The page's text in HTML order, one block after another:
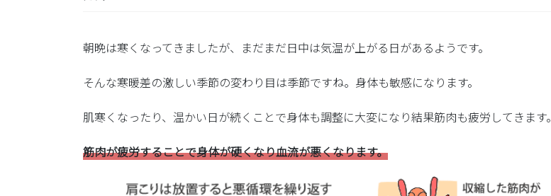
朝晩は寒くなってきましたが、まだまだ日中は気温が上がる日があるようです。
そんな寒暖差の激しい季節の変わり目は季節ですね。身体も敏感になります。
肌寒くなったり、温かい日が続くことで身体も調整に大変になり結果筋肉も疲労してきます。
筋肉が疲労することで身体が硬くなり血流が悪くなります。